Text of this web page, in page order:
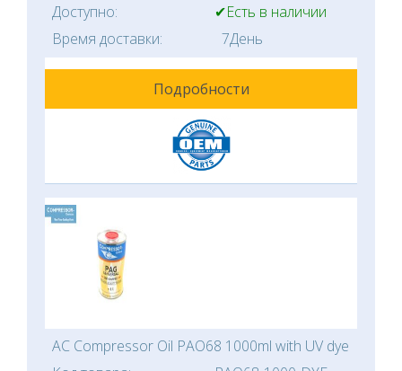
Доступно:
✔Есть в наличии
Время доставки:
7День
Подробности
AC Compressor Oil PAO68 1000ml with UV dye